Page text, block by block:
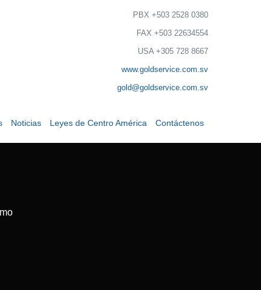
PBX +503 2528 0380
FAX +503 22634554
USA +305 728 8667
www.goldservice.com.sv
gold@goldservice.com.sv
Noticias Leyes de Centro América Contáctenos